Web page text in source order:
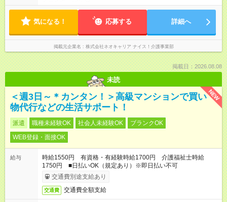
気になる！ 応募する 詳細へ
掲載元企業名 株式会社ネオキャリア ナイス！介護事業部
掲載日：2026.08.08
未読
NEW
＜週3日～＊カンタン！＞高級マンションで買い
物代行などの生活サポート！
派遣 職種未経験OK 社会人未経験OK
ブランクOK
WEB登録・面接OK
給与
時給1550円 有資格・有経験時給1700円 介護福祉士時給
1750円 ■日払いOK（規定あり）※即日払い不可
交通費別途支給あり
交通費 交通費全額支給